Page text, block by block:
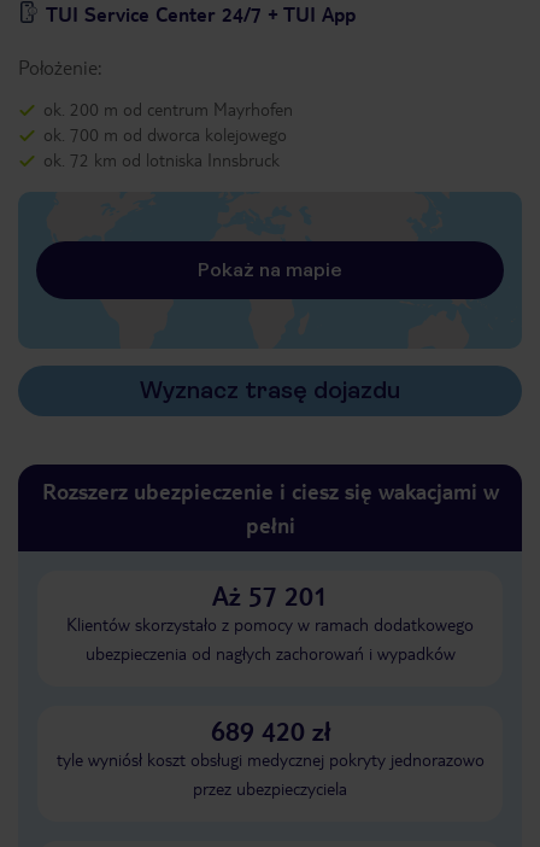
TUI Service Center 24/7 + TUI App
Położenie:
ok. 200 m od centrum Mayrhofen
ok. 700 m od dworca kolejowego
ok. 72 km od lotniska Innsbruck
Pokaż na mapie
Wyznacz trasę dojazdu
Rozszerz ubezpieczenie i ciesz się wakacjami w
pełni
Aż 57 201
Klientów skorzystało z pomocy w ramach dodatkowego
ubezpieczenia od nagłych zachorowań i wypadków
689 420 zł
tyle wyniósł koszt obsługi medycznej pokryty jednorazowo
przez ubezpieczyciela